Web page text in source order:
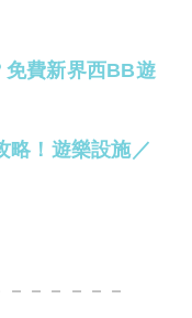
免費新界西BB遊
略！遊樂設施／
－－－－－